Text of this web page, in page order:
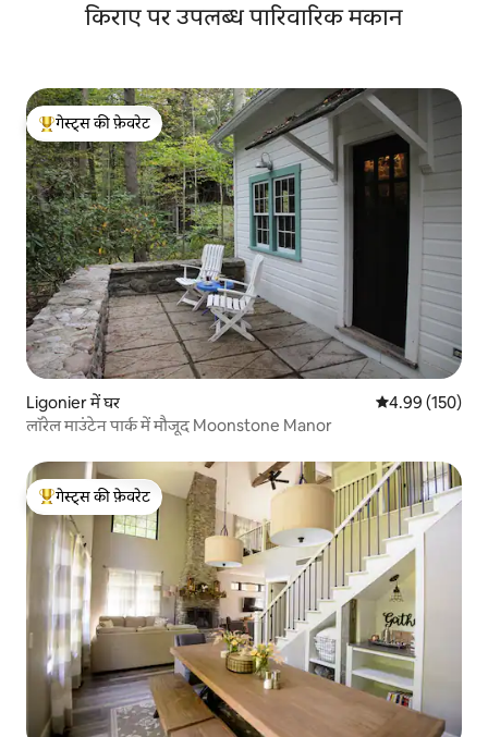
किराए पर उपलब्ध पारिवारिक मकान
गेस्ट्स का टॉप फ़ेवरेट
गेस्ट्स की फ़ेवरेट
Ligonier में घर औसत रेटिंग 5 में से
4.99 (150)
लॉरेल माउंटेन पार्क में मौजूद Moonstone Manor
गेस्ट्स का टॉप फ़ेवरेट
गेस्ट्स की फ़ेवरेट